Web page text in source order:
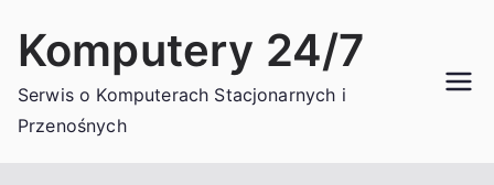
Komputery 24/7
Serwis o Komputerach Stacjonarnych i
Przenośnych